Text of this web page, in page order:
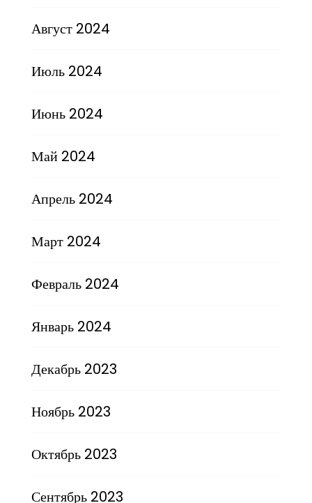
Август 2024
Июль 2024
Июнь 2024
Май 2024
Апрель 2024
Март 2024
Февраль 2024
Январь 2024
Декабрь 2023
Ноябрь 2023
Октябрь 2023
Сентябрь 2023